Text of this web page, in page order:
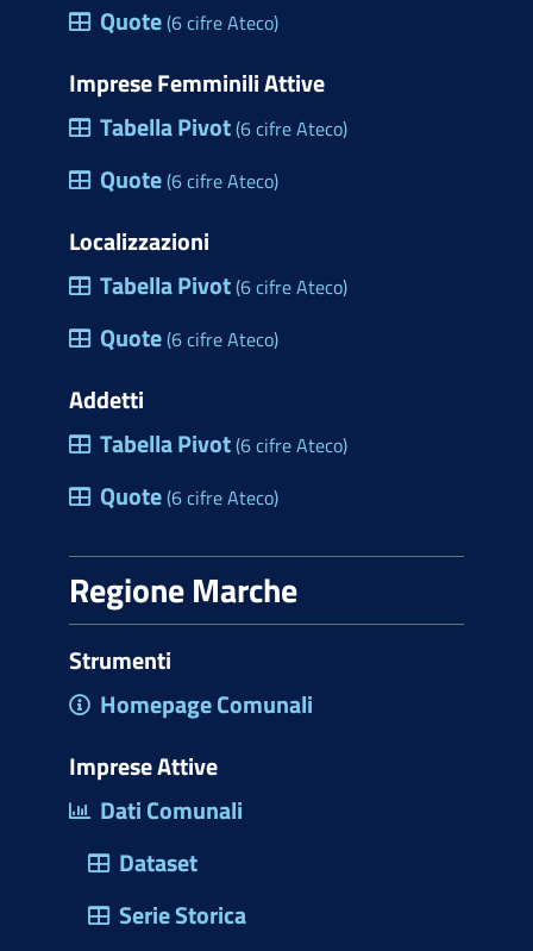
Quote(6 cifre Ateco)
Imprese Femminili Attive
Tabella Pivot(6 cifre Ateco)
Quote(6 cifre Ateco)
Localizzazioni
Tabella Pivot(6 cifre Ateco)
Quote(6 cifre Ateco)
Addetti
Tabella Pivot(6 cifre Ateco)
Quote(6 cifre Ateco)
Regione Marche
Strumenti
Homepage Comunali
Imprese Attive
Dati Comunali
Dataset
Serie Storica